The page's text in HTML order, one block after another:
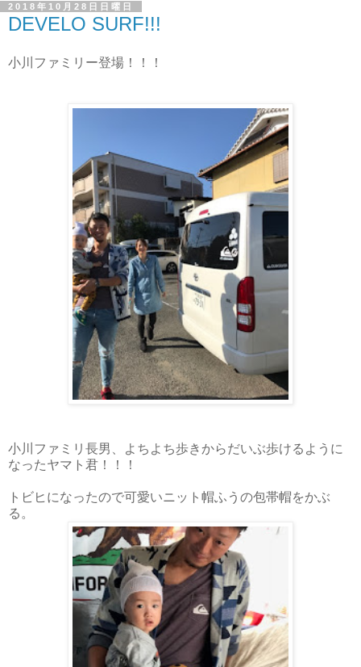
2018年10月28日日曜日
DEVELO SURF!!!
小川ファミリー登場！！！
小川ファミリ長男、よちよち歩きからだいぶ歩けるように
なったヤマト君！！！
トビヒになったので可愛いニット帽ふうの包帯帽をかぶ
る。